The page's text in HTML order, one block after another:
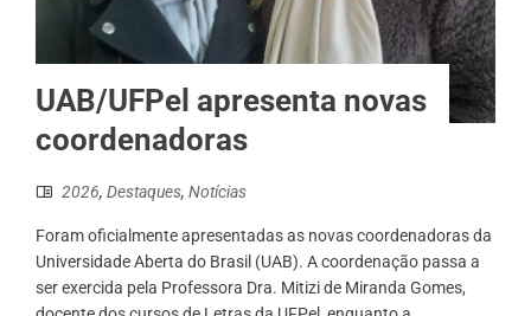
UAB/UFPel apresenta novas
coordenadoras
2026, Destaques, Notícias
Foram oficialmente apresentadas as novas coordenadoras da
Universidade Aberta do Brasil (UAB). A coordenação passa a
ser exercida pela Professora Dra. Mitizi de Miranda Gomes,